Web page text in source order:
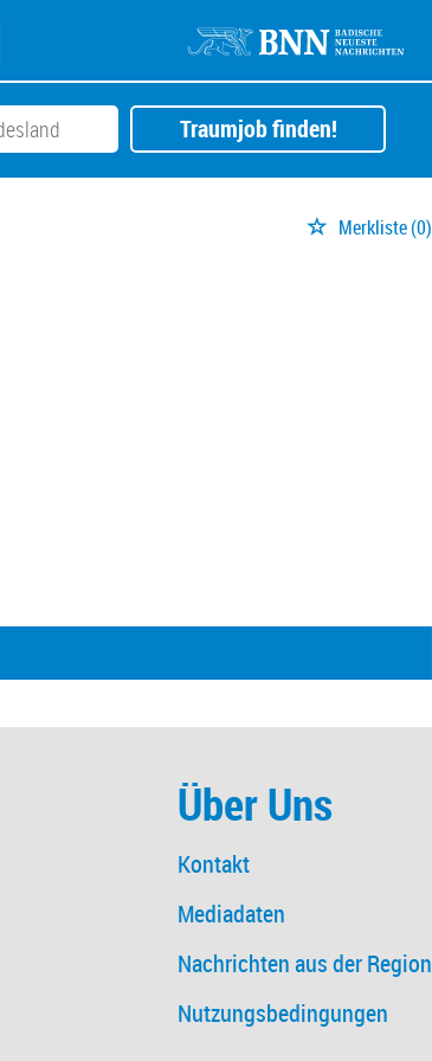
Traumjob finden!
Merkliste(0)
Über Uns
Kontakt
Mediadaten
Nachrichten aus der Region
Nutzungsbedingungen